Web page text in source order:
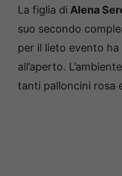
La figlia di Alena
suo secondo
per il lieto evento
all’aperto.
tanti palloncini rosa